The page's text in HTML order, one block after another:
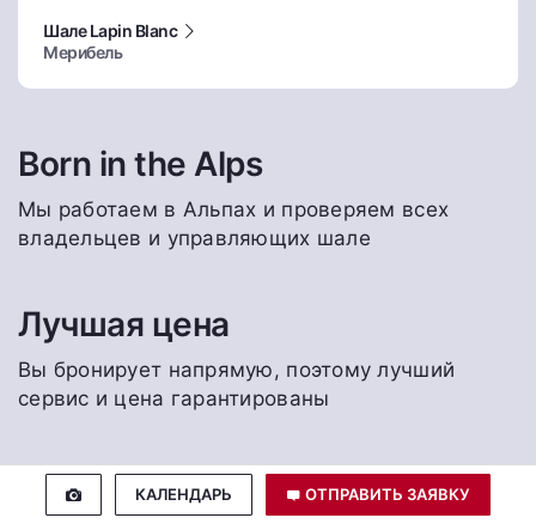
КАЛЕНДАРЬ ОТПРАВИТЬ ЗАЯВКУ
Шале Lapin Blanc
Мерибель
Born in the Alps
Мы работаем в Альпах и проверяем всех
владельцев и управляющих шале
Лучшая цена
Вы бронирует напрямую, поэтому лучший
сервис и цена гарантированы
Цены и доступность